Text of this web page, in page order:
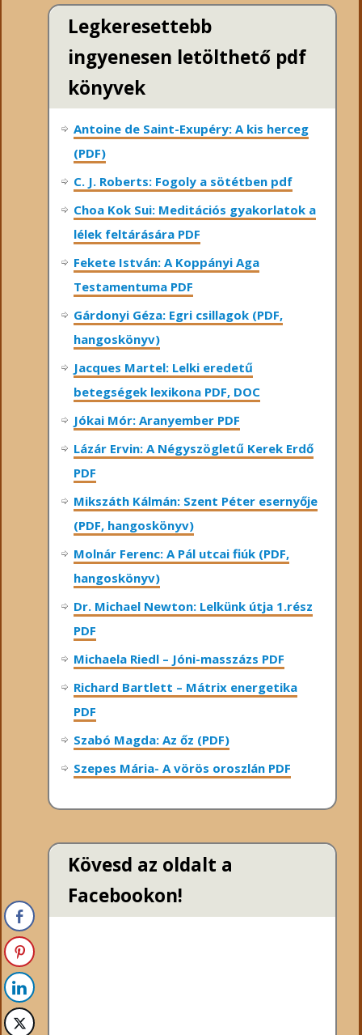
Legkeresettebb
ingyenesen letölthető pdf
könyvek
Antoine de Saint-Exupéry: A kis herceg
(PDF)
C. J. Roberts: Fogoly a sötétben pdf
Choa Kok Sui: Meditációs gyakorlatok a
lélek feltárására PDF
Fekete István: A Koppányi Aga
Testamentuma PDF
Gárdonyi Géza: Egri csillagok (PDF,
hangoskönyv)
Jacques Martel: Lelki eredetű
betegségek lexikona PDF, DOC
Jókai Mór: Aranyember PDF
Lázár Ervin: A Négyszögletű Kerek Erdő
PDF
Mikszáth Kálmán: Szent Péter esernyője
(PDF, hangoskönyv)
Molnár Ferenc: A Pál utcai fiúk (PDF,
hangoskönyv)
Dr. Michael Newton: Lelkünk útja 1.rész
PDF
Michaela Riedl – Jóni-masszázs PDF
Richard Bartlett – Mátrix energetika
PDF
Szabó Magda: Az őz (PDF)
Szepes Mária- A vörös oroszlán PDF
Kövesd az oldalt a
Facebookon!